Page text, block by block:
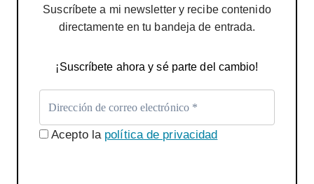
Suscríbete a mi newsletter y recibe contenido
directamente en tu bandeja de entrada.
¡Suscríbete ahora y sé parte del cambio!
Acepto la política de privacidad